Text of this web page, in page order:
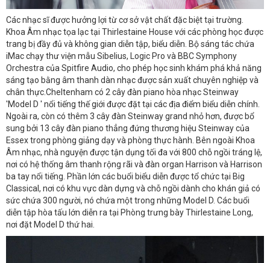
Các nhạc sĩ được hưởng lợi từ cơ sở vật chất đặc biệt tại trường.
Khoa Âm nhạc tọa lạc tại Thirlestaine House với các phòng học được
trang bị đầy đủ và không gian diễn tập, biểu diễn. Bộ sáng tác chứa
iMac chạy thư viện mẫu Sibelius, Logic Pro và BBC Symphony
Orchestra của Spitfire Audio, cho phép học sinh khám phá khả năng
sáng tạo bằng âm thanh dàn nhạc được sản xuất chuyên nghiệp và
chân thực.Cheltenham có 2 cây đàn piano hòa nhạc Steinway
'Model D ' nổi tiếng thế giới được đặt tại các địa điểm biểu diễn chính.
Ngoài ra, còn có thêm 3 cây đàn Steinway grand nhỏ hơn, được bổ
sung bởi 13 cây đàn piano thẳng đứng thương hiệu Steinway của
Essex trong phòng giảng dạy và phòng thực hành. Bên ngoài Khoa
Âm nhạc, nhà nguyện được tận dụng tối đa với 800 chỗ ngồi tráng lệ,
nơi có hệ thống âm thanh rộng rãi và đàn organ Harrison và Harrison
ba tay nổi tiếng. Phần lớn các buổi biểu diễn được tổ chức tại Big
Classical, nơi có khu vực dàn dựng và chỗ ngồi dành cho khán giả có
sức chứa 300 người, nó chứa một trong những Model D. Các buổi
diễn tập hòa tấu lớn diễn ra tại Phòng trưng bày Thirlestaine Long,
nơi đặt Model D thứ hai.